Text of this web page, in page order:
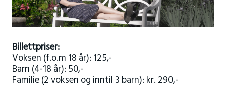
Billettpriser:
Voksen (f.o.m 18 år): 125,-
Barn (4-18 år): 50,-
Familie (2 voksen og inntil 3 barn): kr. 290,-